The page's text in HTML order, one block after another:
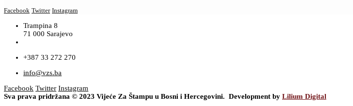
Facebook Twitter Instagram
Trampina 8
71 000 Sarajevo
+387 33 272 270
info@vzs.ba
Facebook Twitter Instagram
Sva prava pridržana © 2023 Vijeće Za Štampu u Bosni i Hercegovini. Development by Lilium Digital